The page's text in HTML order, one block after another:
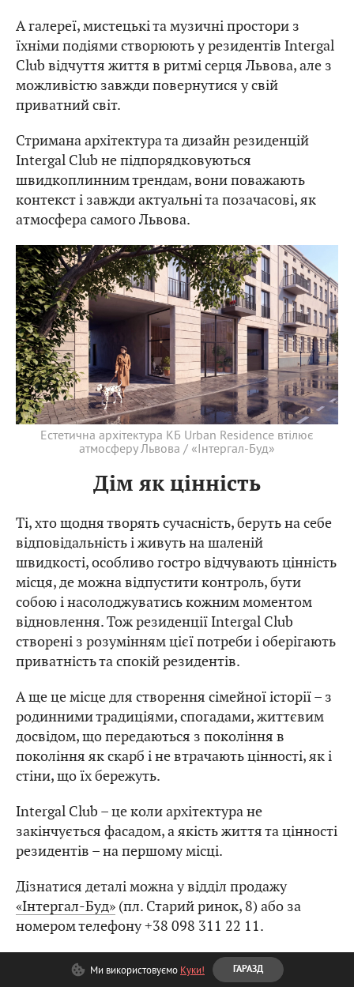
А галереї, мистецькі та музичні простори з
їхніми подіями створюють у резидентів Intergal
Club відчуття життя в ритмі серця Львова, але з
можливістю завжди повернутися у свій
приватний світ.
Стримана архітектура та дизайн резиденцій
Intergal Club не підпорядковуються
швидкоплинним трендам, вони поважають
контекст і завжди актуальні та позачасові, як
атмосфера самого Львова.
Естетична архітектура КБ Urban Residence втілює
атмосферу Львова / «Інтергал-Буд»
Дім як цінність
Ті, хто щодня творять сучасність, беруть на себе
відповідальність і живуть на шаленій
швидкості, особливо гостро відчувають цінність
місця, де можна відпустити контроль, бути
собою і насолоджуватись кожним моментом
відновлення. Тож резиденції Intergal Club
створені з розумінням цієї потреби і оберігають
приватність та спокій резидентів.
А ще це місце для створення сімейної історії – з
родинними традиціями, спогадами, життєвим
досвідом, що передаються з покоління в
покоління як скарб і не втрачають цінності, як і
стіни, що їх бережуть.
Intergal Club – це коли архітектура не
закінчується фасадом, а якість життя та цінності
резидентів – на першому місці.
Дізнатися деталі можна у відділ продажу
«Інтергал-Буд» (пл. Старий ринок, 8) або за
номером телефону +38 098 311 22 11.
Партнерські матеріали Нерухомість «Інтергал-Буд»
Ми використовуємо Куки! ГАРАЗД